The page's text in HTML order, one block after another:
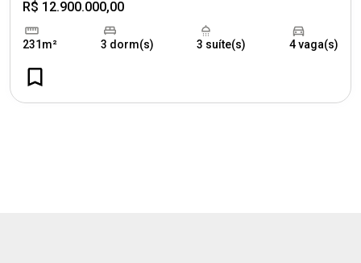
R$ 12.900.000,00
231m² 3 dorm(s) 3 suíte(s) 4 vaga(s)